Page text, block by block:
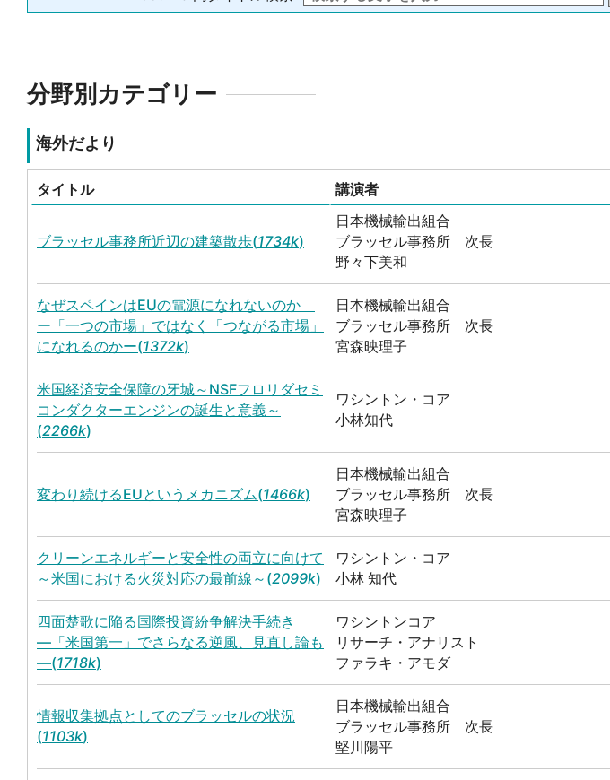
分野別カテゴリー
海外だより
タイトル 講演者
ブラッセル事務所近辺の建築散歩(1734k)
日本機械輸出組合
ブラッセル事務所 次長
野々下美和
なぜスペインはEUの電源になれないのか
ー「一つの市場」ではなく「つながる市場」
になれるのかー(1372k)
日本機械輸出組合
ブラッセル事務所 次長
宮森映理子
米国経済安全保障の牙城～NSFフロリダセミ
コンダクターエンジンの誕生と意義～
(2266k)
ワシントン・コア
小林知代
変わり続けるEUというメカニズム(1466k)
日本機械輸出組合
ブラッセル事務所 次長
宮森映理子
クリーンエネルギーと安全性の両立に向けて
～米国における火災対応の最前線～(2099k)
ワシントン・コア
小林 知代
四面楚歌に陥る国際投資紛争解決手続き
―「米国第一」でさらなる逆風、見直し論も
―(1718k)
ワシントンコア
リサーチ・アナリスト
ファラキ・アモダ
情報収集拠点としてのブラッセルの状況
(1103k)
日本機械輸出組合
ブラッセル事務所 次長
堅川陽平